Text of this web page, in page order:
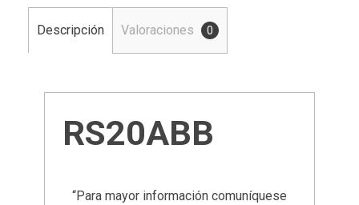
Descripción Valoraciones 0
RS20ABB
“Para mayor información comuníquese